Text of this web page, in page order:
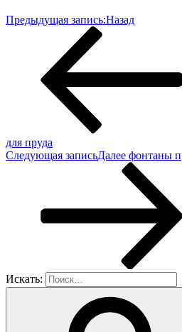
Предыдущая запись:Назад
для пруда
Следующая записьДалее фонтаны
Искать: